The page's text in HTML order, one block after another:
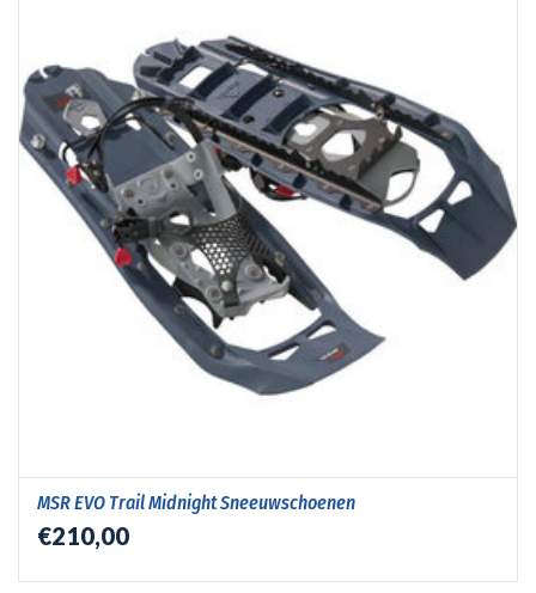
MSR EVO Trail Midnight Sneeuwschoenen
€210,00